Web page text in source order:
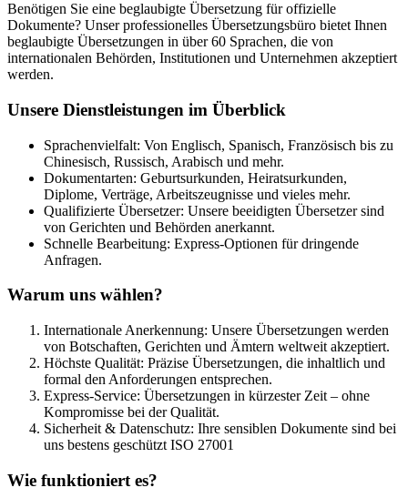
Benötigen Sie eine beglaubigte Übersetzung für offizielle
Dokumente? Unser professionelles Übersetzungsbüro bietet Ihnen
beglaubigte Übersetzungen in über 60 Sprachen, die von
internationalen Behörden, Institutionen und Unternehmen akzeptiert
werden.
Unsere Dienstleistungen im Überblick
Sprachenvielfalt: Von Englisch, Spanisch, Französisch bis zu
Chinesisch, Russisch, Arabisch und mehr.
Dokumentarten: Geburtsurkunden, Heiratsurkunden,
Diplome, Verträge, Arbeitszeugnisse und vieles mehr.
Qualifizierte Übersetzer: Unsere beeidigten Übersetzer sind
von Gerichten und Behörden anerkannt.
Schnelle Bearbeitung: Express-Optionen für dringende
Anfragen.
Warum uns wählen?
Internationale Anerkennung: Unsere Übersetzungen werden
von Botschaften, Gerichten und Ämtern weltweit akzeptiert.
Höchste Qualität: Präzise Übersetzungen, die inhaltlich und
formal den Anforderungen entsprechen.
Express-Service: Übersetzungen in kürzester Zeit – ohne
Kompromisse bei der Qualität.
Sicherheit & Datenschutz: Ihre sensiblen Dokumente sind bei
uns bestens geschützt ISO 27001
Wie funktioniert es?